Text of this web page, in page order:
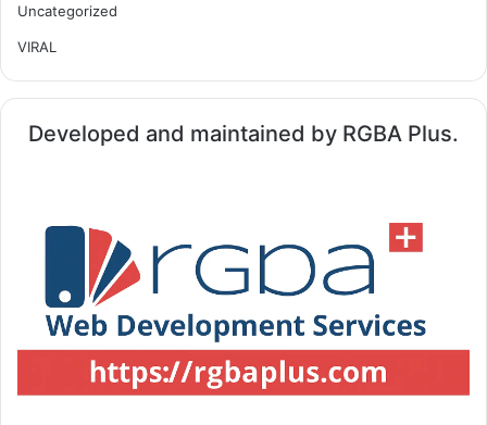
Uncategorized
VIRAL
Developed and maintained by RGBA Plus.